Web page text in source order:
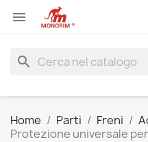

search
Home Parti Freni
Protezione universale